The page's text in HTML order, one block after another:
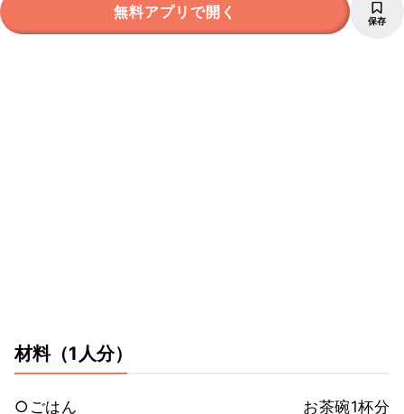
無料アプリで開く 保存
材料（1人分）
○ごはん
お茶碗1杯分